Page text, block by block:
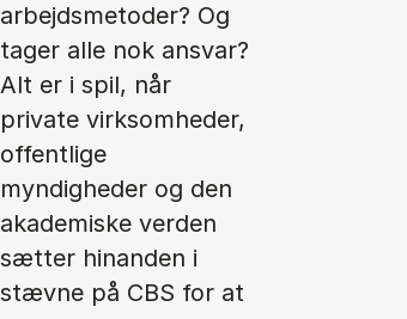
arbejdsmetoder? Og
tager alle nok ansvar?
Alt er i spil, når
private virksomheder,
offentlige
myndigheder og den
akademiske verden
sætter hinanden i
stævne på CBS for at